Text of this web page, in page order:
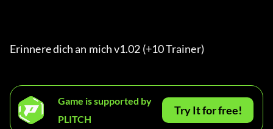
Erinnere dich an mich v1.02 (+10 Trainer)
Game is supported by
PLITCH
Try It for free!